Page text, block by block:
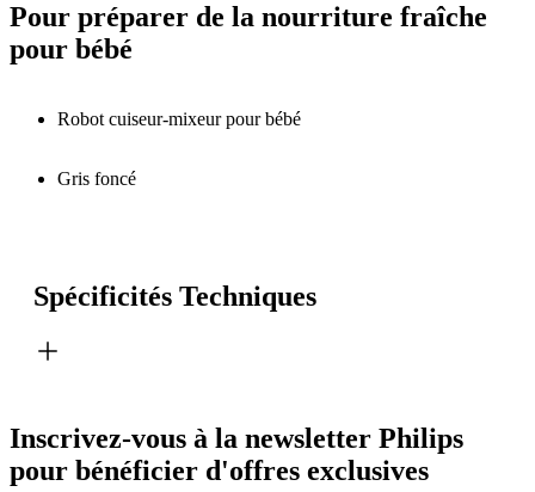
Pour préparer de la nourriture fraîche
pour bébé
Robot cuiseur-mixeur pour bébé
Gris foncé
Spécificités Techniques
Inscrivez-vous à la newsletter Philips
pour bénéficier d'offres exclusives